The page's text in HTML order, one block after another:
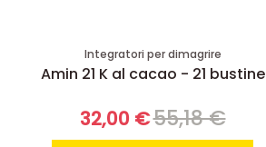
Integratori per dimagrire
Amin 21 K al cacao - 21 bustine
32,00 €55,18 €